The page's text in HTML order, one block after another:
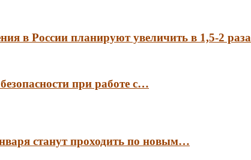
в России планируют увеличить в 1,5-2 раза
при работе с…
станут проходить по новым…